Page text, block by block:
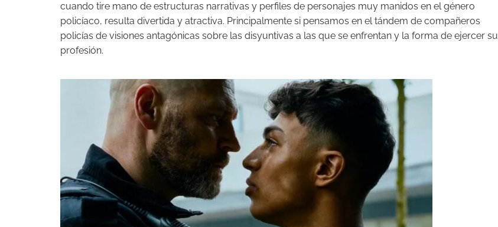
cuando tire mano de estructuras narrativas y perfiles de personajes muy manidos en el género
policíaco, resulta divertida y atractiva. Principalmente si pensamos en el tándem de compañeros
policías de visiones antagónicas sobre las disyuntivas a las que se enfrentan y la forma de ejercer su
profesión.